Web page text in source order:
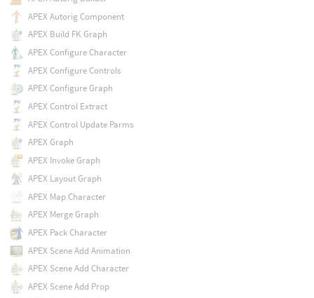
APEX Autorig Component
APEX Build FK Graph
APEX Configure Character
APEX Configure Controls
APEX Configure Graph
APEX Control Extract
APEX Control Update Parms
APEX Graph
APEX Invoke Graph
APEX Layout Graph
APEX Map Character
APEX Merge Graph
APEX Pack Character
APEX Scene Add Animation
APEX Scene Add Character
APEX Scene Add Prop